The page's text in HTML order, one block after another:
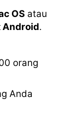
OS atau
Android.
orang
Anda